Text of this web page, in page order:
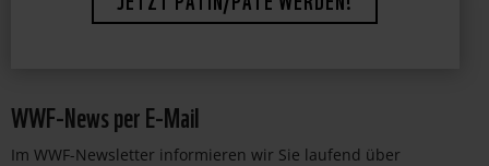
JETZT PATIN/PATE WERDEN!
WWF-News per E-Mail
Im WWF-Newsletter informieren wir Sie laufend über